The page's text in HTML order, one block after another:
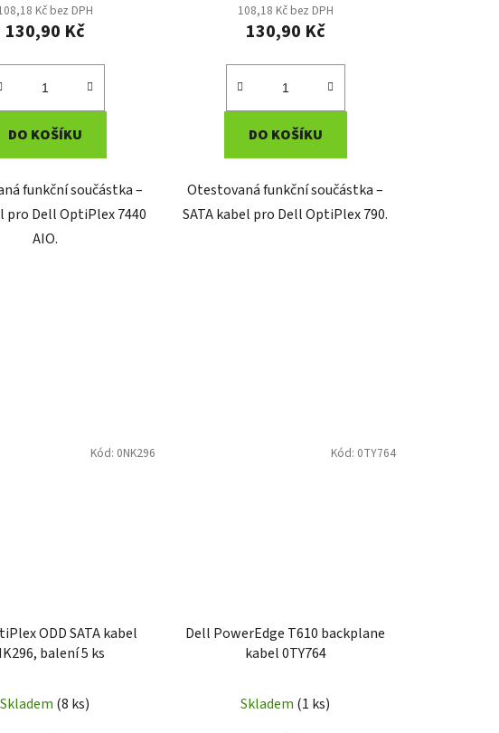
Kč bez DPH
130,90 Kč
DO KOŠÍKU
funkční součástka –
pro Dell OptiPlex 7440
AIO.
108,18 Kč bez DPH
130,90 Kč
DO KOŠÍKU
Otestovaná funkční součástka –
SATA kabel pro Dell OptiPlex 790.
ODD SATA kabel
balení 5 ks
Skladem (8 ks)
Kód: 0NK296
Dell PowerEdge T610 backplane
kabel 0TY764
Skladem (1 ks)
Kód: 0TY764